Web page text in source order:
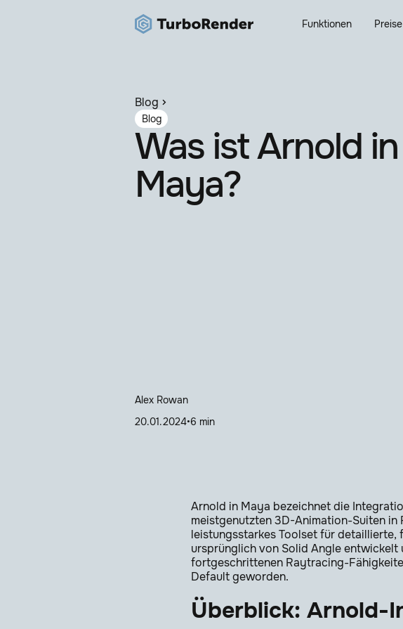
Funktionen Preise
Blog
Blog
Was ist Arnold in
Maya?
Alex Rowan
20.01.2024•6 min
Arnold in Maya bezeichnet die
meistgenutzten 3D-Animation-Suiten in
leistungsstarkes Toolset für
ursprünglich von Solid Angle
fortgeschrittenen Raytracing-
Default geworden.
Überblick: Arnold-